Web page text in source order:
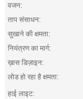
वजन:
ताप संसाधन:
सुखाने की क्षमता:
नियंत्रण का मार्ग:
ख़ास डिज़ाइन:
लोड हो रहा है क्षमता:
हाई लाइट: